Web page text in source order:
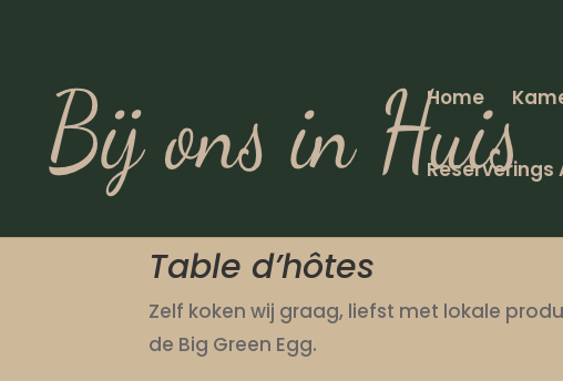
Home
Reserverings
Table d’hôtes
Zelf koken wij graag, liefst met lokale
de Big Green Egg.